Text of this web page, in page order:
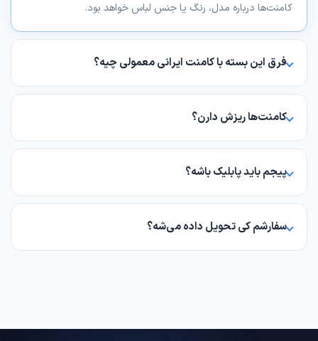
کامنت‌ها درباره مدل، رنگ یا جنس لباس خواهد بود.
فرق این بسته با کامنت ایرانی معمولی چیه؟
کامنت معمولی جملات عمومی مثل «عالیه» و «خیلی خوبه» ثبت
می‌کنه که روی هر پستی جواب می‌ده. کامنت مرتبط اختصاصاً برای
کامنت‌ها ریزش دارن؟
کامنت‌ها معمولاً ریزش ندارن و روی پست باقی می‌مونن. در موارد
نادر ممکنه اینستاگرام تعداد کمی رو حذف کنه.
پیجم باید پابلیک باشه؟
بله، پیج شما باید پابلیک باشه و قابلیت کامنت‌گذاری روی پست
فعال باشه.
سفارشم کی تحویل داده می‌شه؟